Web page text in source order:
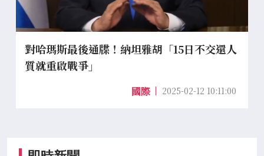
對哈瑪斯最後通牒！納坦雅胡「15日不交還人
質就重啟戰爭」
國際 2025-02-12 10:11:00